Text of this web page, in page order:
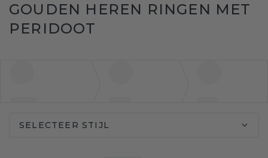
GOUDEN HEREN RINGEN MET
PERIDOOT
SELECTEER STIJL